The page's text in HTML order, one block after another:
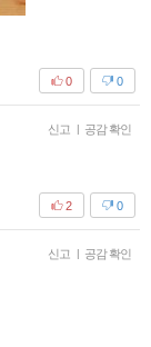
0
0
신고 | 공감 확인
0
2
신고 | 공감 확인